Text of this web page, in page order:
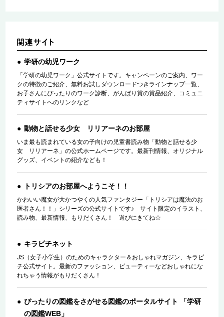
学研の幼児ワーク
「学研の幼児ワーク」公式サイトです。キャンペーンのご案内、ワー
クの特徴のご紹介、無料お試しダウンロードつきラインナップ一覧、
お子さんにぴったりのワーク診断、がんばり賞の賞品紹介、コミュニ
ティサイトへのリンクなど
動物と話せる少女 リリアーネのお部屋
いま最も読まれている女の子向けの児童書読み物「動物と話せる少
女 リリアーネ」の公式ホームページです。最新刊情報、オリジナル
グッズ、イベントの紹介なども！
トリシアのお部屋へようこそ！！
かわいい魔女が大かつやくの人気ファンタジー「トリシアは魔法のお
医者さん！！」シリーズの公式サイトです♪ サイト限定のイラスト、
読み物、最新情報、もりだくさん！ 遊びにきてね☆
キラピチネット
JS（女子小学生）のためのキャラクター＆おしゃれマガジン、キラピ
チ公式サイト。最新のファッション、ビューティーなどおしゃれにな
れちゃう情報がもりだくさん！
ぴったりの図鑑をさがせる図鑑のポータルサイト 「学研
の図鑑WEB」